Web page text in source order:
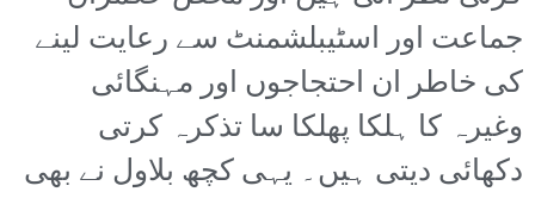
جماعت اور اسٹیبلشمنٹ سے رعایت لینے
کی خاطر ان احتجاجوں اور مہنگائی
وغیرہ کا ہلکا پھلکا سا تذکرہ کرتی
دکھائی دیتی ہیں۔ یہی کچھ بلاول نے بھی